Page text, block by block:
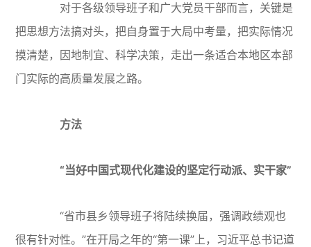
对于各级领导班子和广大党员干部而言，关键是
把思想方法搞对头，把自身置于大局中考量，把实际情况
摸清楚，因地制宜、科学决策，走出一条适合本地区本部
门实际的高质量发展之路。
方法
“当好中国式现代化建设的坚定行动派、实干家”
“省市县乡领导班子将陆续换届，强调政绩观也
很有针对性。”在开局之年的“第一课”上，习近平总书记道